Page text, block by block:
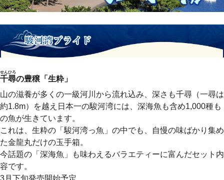
千尋
せんひろ
の豊穣「生粋」
山の滋養が多くの一級河川から流れ込み、深さも千尋（一尋は
約1.8m）を越え日本一の駿河湾には、深海魚も含め1,000種も
の魚が生きています。
これは、生粋の「駿河湾っ魚」の中でも、自慢の味ばかり集め
た金龍丸だけの玉手箱。
今話題の「深海魚」も味わえるバラエティーに富んだセット内
容です。